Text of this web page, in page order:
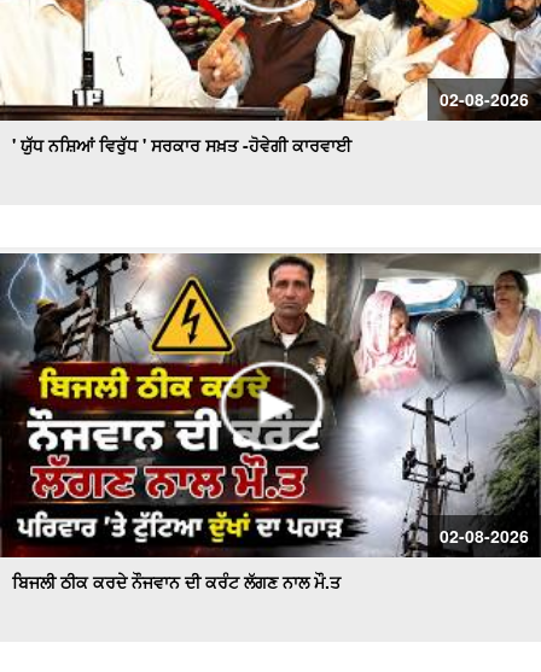
02-08-2026
' ਯੁੱਧ ਨਸ਼ਿਆਂ ਵਿਰੁੱਧ ' ਸਰਕਾਰ ਸਖ਼ਤ -ਹੋਵੇਗੀ ਕਾਰਵਾਈ
02-08-2026
ਬਿਜਲੀ ਠੀਕ ਕਰਦੇ ਨੌਜਵਾਨ ਦੀ ਕਰੰਟ ਲੱਗਣ ਨਾਲ ਮੌ.ਤ